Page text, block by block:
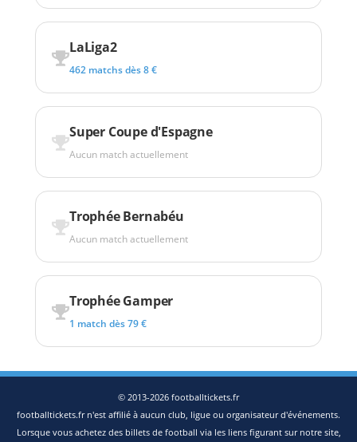
LaLiga2
462 matchs dès 8 €
Super Coupe d'Espagne
Aucun match actuellement
Trophée Bernabéu
Aucun match actuellement
Trophée Gamper
1 match dès 79 €
© 2013-2026 footballtickets.fr
footballtickets.fr n'est affilié à aucun club, ligue ou organisateur d'événements.
Lorsque vous achetez des billets de football via les liens figurant sur notre site,